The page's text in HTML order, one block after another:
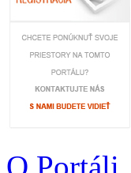
O Portáli